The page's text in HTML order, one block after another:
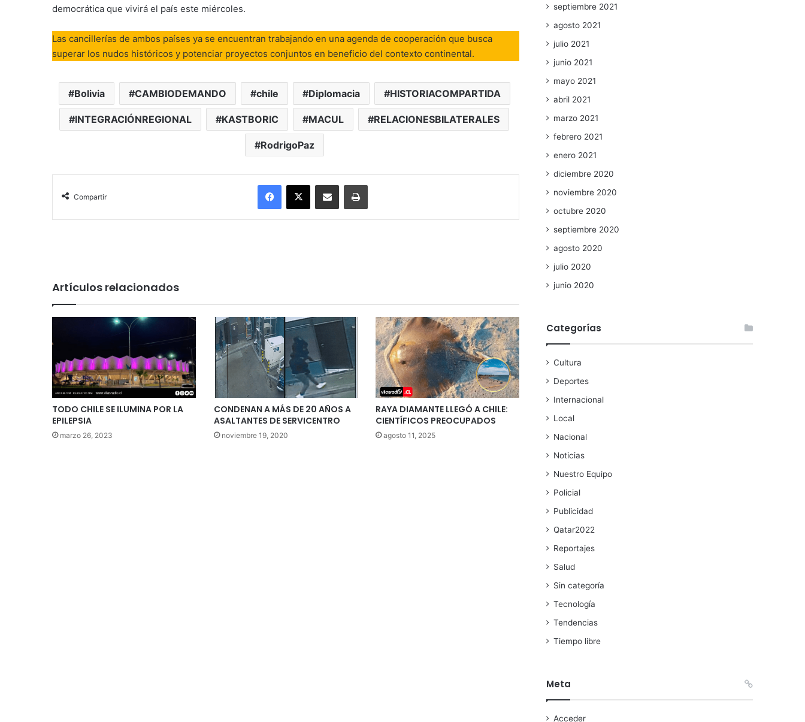
democrática que vivirá el país este miércoles.
Las cancillerías de ambos países ya se encuentran trabajando en una agenda de cooperación que busca
superar los nudos históricos y potenciar proyectos conjuntos en beneficio del contexto continental.
Bolivia CAMBIODEMANDO chile Diplomacia HISTORIACOMPARTIDA
INTEGRACIÓNREGIONAL KASTBORIC MACUL RELACIONESBILATERALES
RodrigoPaz
Compartir
Facebook
X Enviar vía email Imprimir
Artículos relacionados
TODO CHILE SE ILUMINA POR LA
EPILEPSIA
marzo 26, 2023
CONDENAN A MÁS DE 20 AÑOS A
ASALTANTES DE SERVICENTRO
noviembre 19, 2020
RAYA DIAMANTE LLEGÓ A CHILE:
CIENTÍFICOS PREOCUPADOS
agosto 11, 2025
septiembre 2021
agosto 2021
julio 2021
junio 2021
mayo 2021
abril 2021
marzo 2021
febrero 2021
enero 2021
diciembre 2020
noviembre 2020
octubre 2020
septiembre 2020
agosto 2020
julio 2020
junio 2020
Categorías
Cultura
Deportes
Internacional
Local
Nacional
Noticias
Nuestro Equipo
Policial
Publicidad
Qatar2022
Reportajes
Salud
Sin categoría
Tecnología
Tendencias
Tiempo libre
Meta
Acceder